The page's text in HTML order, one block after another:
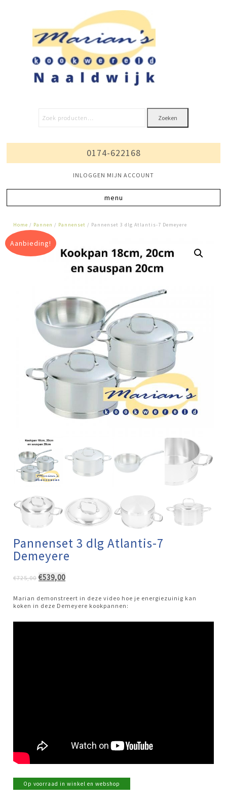
Zoeken
0174-622168
INLOGGEN MIJN ACCOUNT
Home / Pannen / Pannenset / Pannenset 3 dlg Atlantis-7 Demeyere
Aanbieding!
Pannenset 3 dlg Atlantis-7
Demeyere
€725,00 Oorspronkelijke
was:
€725,00.
€539,00Huidige
is:
€539,00.
Marian demonstreert in deze video hoe je energiezuinig kan
koken in deze Demeyere kookpannen:
Op voorraad in winkel en webshop